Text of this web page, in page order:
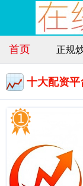
首页 正规
十大配资平